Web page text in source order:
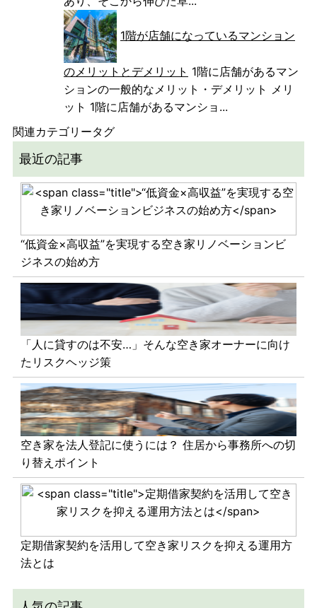
1階が店舗になっているマンション
のメリットとデメリット 1階に店舗があるマン
ションの一般的なメリット・デメリット メリ
ット 1階に店舗があるマンショ...
関連カテゴリータグ
最近の記事
“低資金×高収益”を実現する空き家リノベーションビ
ジネスの始め方
「人に貸すのは不安…」そんな空き家オーナーに向け
たリスクヘッジ策
空き家を法人登記に使うには？ 住居から事務所への切
り替えポイント
定期借家契約を活用して空き家リスクを抑える運用方
法とは